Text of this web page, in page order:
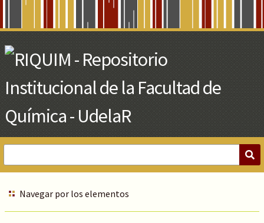
Main
Content
Navegar por los elementos